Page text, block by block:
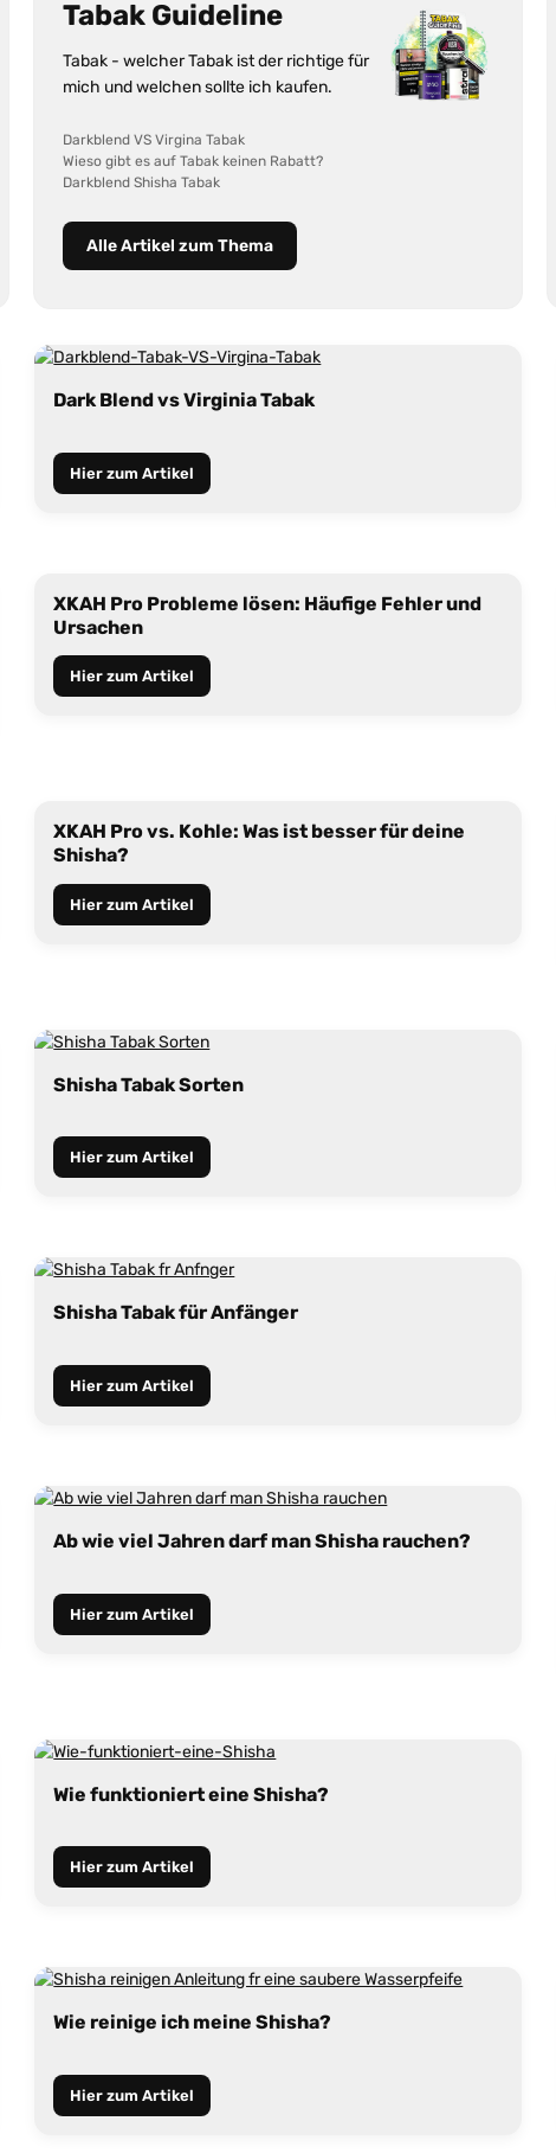
Tabak Guideline
Tabak - welcher Tabak ist der richtige für
mich und welchen sollte ich kaufen.
Darkblend VS Virgina Tabak
Wieso gibt es auf Tabak keinen Rabatt?
Darkblend Shisha Tabak
Alle Artikel zum Thema
Dark Blend vs Virginia Tabak
Hier zum Artikel
XKAH Pro Probleme lösen: Häufige Fehler und
Ursachen
Hier zum Artikel
XKAH Pro vs. Kohle: Was ist besser für deine
Shisha?
Hier zum Artikel
Shisha Tabak Sorten
Hier zum Artikel
Shisha Tabak für Anfänger
Hier zum Artikel
Ab wie viel Jahren darf man Shisha rauchen?
Hier zum Artikel
Wie funktioniert eine Shisha?
Hier zum Artikel
Wie reinige ich meine Shisha?
Hier zum Artikel